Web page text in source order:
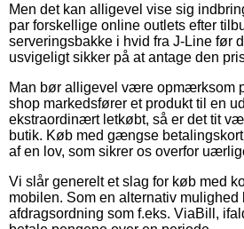
Men det kan alligevel vise sig
par forskellige online outlets efter
serveringsbakke i hvid fra J-Line før
usvigeligt sikker på at antage den
Man bør alligevel være opmærksom
shop markedsfører et produkt til en
ekstraordinært letkøbt, så er det tit
butik. Køb med gængse
af en lov, som sikrer os overfor
Vi slår generelt et slag for køb med
mobilen. Som en alternativ mulighed
afdragsordning som f.eks. ViaBill,